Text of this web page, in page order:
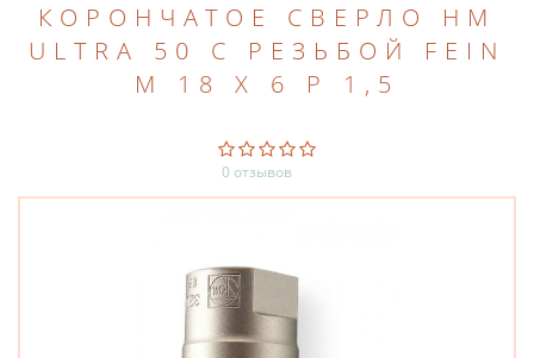
КОРОНЧАТОЕ СВЕРЛО HM
ULTRA 50 С РЕЗЬБОЙ FEIN
M 18 X 6 P 1,5
0 отзывов